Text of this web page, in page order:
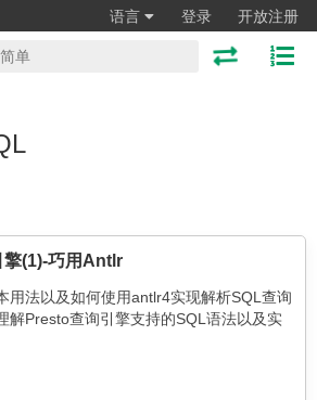
语言 登录 开放注册
(1)-巧用Antlr
用法以及如何使用antlr4实现解析SQL查询
解Presto查询引擎支持的SQL语法以及实